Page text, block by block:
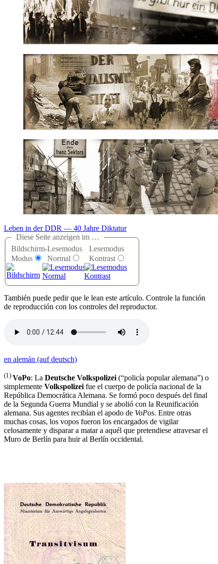
Leben in der DDR — 40 Jahre Diktatur
Diese Seite anzeigen im …
Bildschirm-
Modus
Lesemodus
Normal
Lesemodus
Kontrast
También puede pedir que le lean este artículo. Controle la función
de reproducción con los controles del reproductor.
en alemán (auf deutsch)
(1) VoPo: La Deutsche Volkspolizei ( policía popular alemana ) o
simplemente Volkspolizei fue el cuerpo de policía nacional de la
República Democrática Alemana. Se formó poco después del final
de la Segunda Guerra Mundial y se abolió con la Reunificación
alemana. Sus agentes recibían el apodo de VoPos. Entre otras
muchas cosas, los vopos fueron los encargados de vigilar
celosamente y disparar a matar a aquél que pretendiese atravesar el
Muro de Berlín para huir al Berlín occidental.